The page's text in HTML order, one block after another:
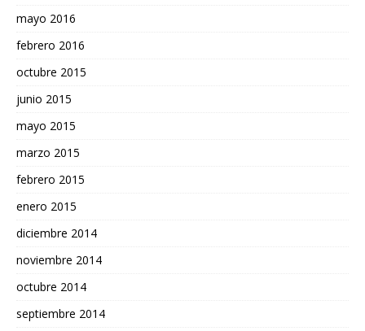
mayo 2016
febrero 2016
octubre 2015
junio 2015
mayo 2015
marzo 2015
febrero 2015
enero 2015
diciembre 2014
noviembre 2014
octubre 2014
septiembre 2014